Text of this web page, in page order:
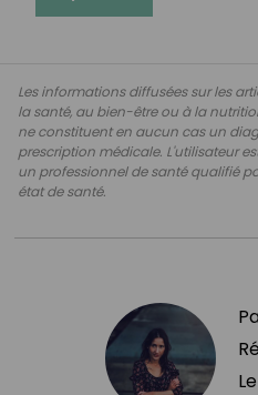
Les informations diffusées sur les
la santé, au bien-être ou à la
ne constituent en aucun cas un
prescription médicale. L'utilisateur
un professionnel de santé qualifié
état de santé.
Le